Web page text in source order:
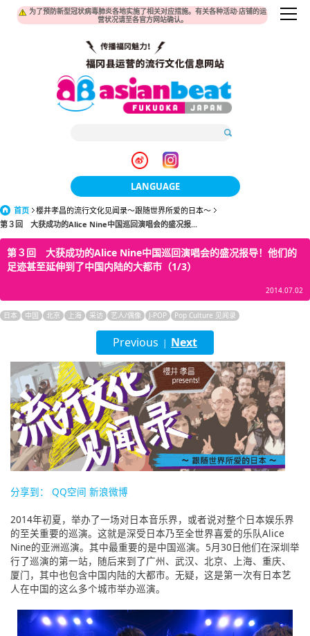
为了预防新型冠状病毒肺炎各地实施了相关对应措施。有关各种活动·店铺的运
营状况请至各官方网站确认。
LANGUAGE
日本語
한국어
簡体中文
English
ภาษาไทย
tiéng Viêt
Bahasa Indonesia
首页
樱井孝昌的流行文化见闻录～跟随世界所爱的日本～
第３回 大获成功的Alice Nine中国巡回演唱会的盛况报...
第３回 大获成功的Alice Nine中国巡回演唱会的盛况报导！他们的
足迹甚至延伸到了中国内陆的大都市（1/3）
2014.07.02
日本 中国 北京 上海 采访 艺人/偶像 J-POP Pop Culture 见闻录
Previous | Next
分享到： QQ空间 新浪微博
2014年初夏，举办了一场对日本音乐界，或者说对整个日本娱乐界
的至关重要的巡演。这就是深受日本乃至全世界喜爱的乐队Alice
Nine的亚洲巡演。其中最重要的是中国巡演。5月30日他们在深圳举
行了巡演的第一站，随后来到了广州、武汉、北京、上海、重庆、
厦门，其中也包含中国内陆的大都市。无疑，这是第一次有日本艺
人在中国的这么多个城市举办巡演。